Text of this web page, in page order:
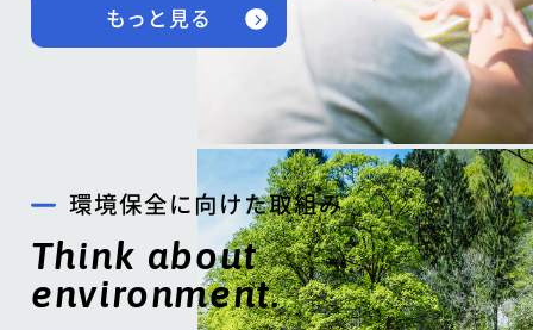
もっと見る
環境保全に向けた取組み
Think about
environment.